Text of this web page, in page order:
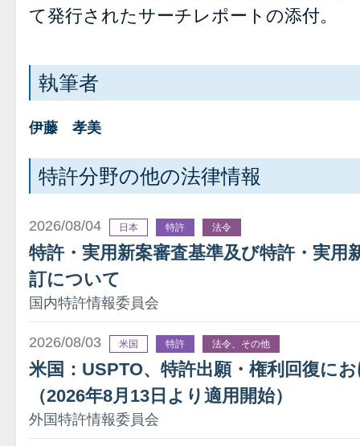
て発行されたサーチレポートの添付。
執筆者
伊藤 孝美
特許分野の他の法律情報
2026/08/04 日本 特許 法令
特許・実用新案審査基準及び特許・実用
訂について
国内特許情報委員会
2026/08/03 米国 特許 法令、その他
米国：USPTO、特許出願・権利回復に
（2026年8月13日より適用開始）
外国特許情報委員会